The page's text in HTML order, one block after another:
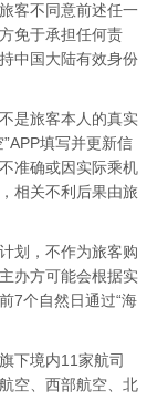
客不同意前述任一
免于承担任何责
中国大陆有效身份
是旅客本人的真实
填写并更新信
准确或因实际乘机
相关不利后果由旅
划，不作为旅客购
办方可能会根据实
7个自然日通过“海
下境内11家航司
空、西部航空、北